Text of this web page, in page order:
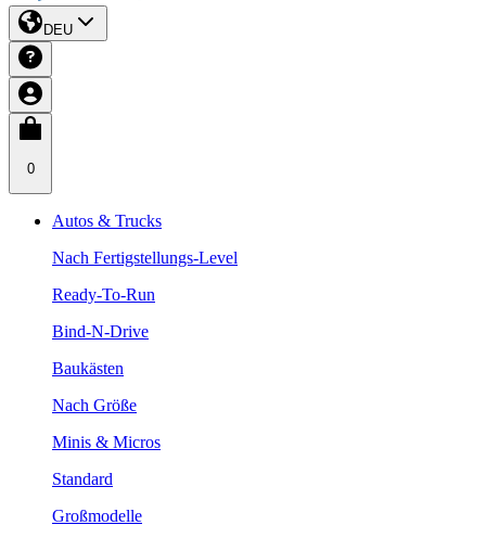
DEU
0
Autos & Trucks
Nach Fertigstellungs-Level
Ready-To-Run
Bind-N-Drive
Baukästen
Nach Größe
Minis & Micros
Standard
Großmodelle